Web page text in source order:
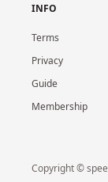
INFO
Terms
Privacy
Guide
Membership
Copyright ©